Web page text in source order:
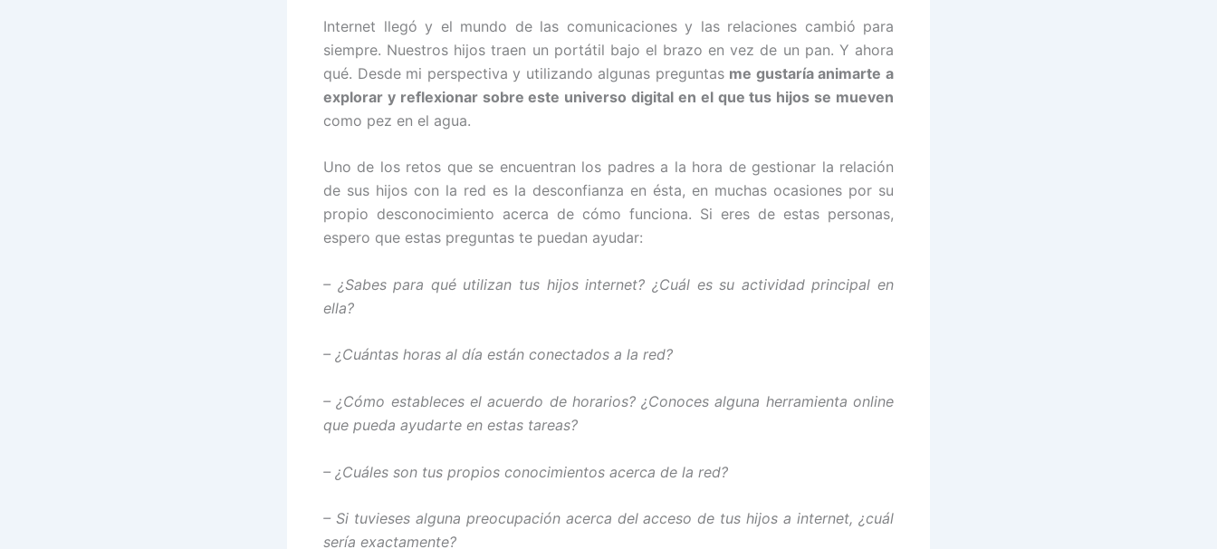
Internet llegó y el mundo de las comunicaciones y las relaciones cambió para
siempre. Nuestros hijos traen un portátil bajo el brazo en vez de un pan. Y ahora
qué. Desde mi perspectiva y utilizando algunas preguntas me gustaría animarte a
explorar y reflexionar sobre este universo digital en el que tus hijos se mueven
como pez en el agua.
Uno de los retos que se encuentran los padres a la hora de gestionar la relación
de sus hijos con la red es la desconfianza en ésta, en muchas ocasiones por su
propio desconocimiento acerca de cómo funciona. Si eres de estas personas,
espero que estas preguntas te puedan ayudar:
– ¿Sabes para qué utilizan tus hijos internet? ¿Cuál es su actividad principal en
ella?
– ¿Cuántas horas al día están conectados a la red?
– ¿Cómo estableces el acuerdo de horarios? ¿Conoces alguna herramienta online
que pueda ayudarte en estas tareas?
– ¿Cuáles son tus propios conocimientos acerca de la red?
– Si tuvieses alguna preocupación acerca del acceso de tus hijos a internet, ¿cuál
sería exactamente?